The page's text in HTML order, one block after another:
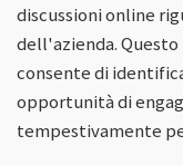
discussioni online
dell'azienda.
consente di
opportunità di
tempestivamente